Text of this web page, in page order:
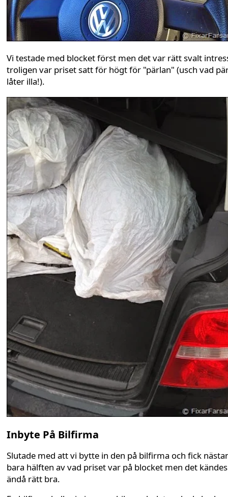
Vi testade med blocket först men det var rätt svalt
troligen var priset satt för högt för "pärlan" (usch vad
låter illa!).
Inbyte På Bilfirma
Slutade med att vi bytte in den på bilfirma och fick
bara hälften av vad priset var på blocket men det kändes
ändå rätt bra.